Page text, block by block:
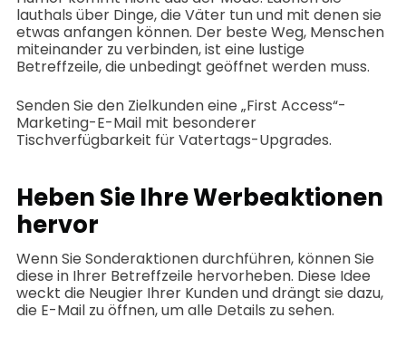
lauthals über Dinge, die Väter tun und mit denen sie
etwas anfangen können. Der beste Weg, Menschen
miteinander zu verbinden, ist eine lustige
Betreffzeile, die unbedingt geöffnet werden muss.
Senden Sie den Zielkunden eine „First Access“-
Marketing-E-Mail mit besonderer
Tischverfügbarkeit für Vatertags-Upgrades.
Heben Sie Ihre Werbeaktionen
hervor
Wenn Sie Sonderaktionen durchführen, können Sie
diese in Ihrer Betreffzeile hervorheben. Diese Idee
weckt die Neugier Ihrer Kunden und drängt sie dazu,
die E-Mail zu öffnen, um alle Details zu sehen.